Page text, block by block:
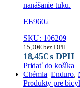
nanášanie tuku.
EB9602
SKU: 106209
15,00€ bez DPH
18,45€ s DPH
Pridať do košíka
Chémia, Enduro,
Produkty pre